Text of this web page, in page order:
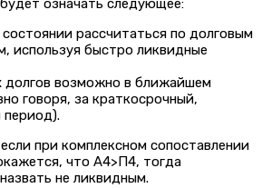
означать следующее:
рассчитаться по долговым
используя быстро ликвидные
долгов возможно в ближайшем
говоря, за краткосрочный,
период).
при комплексном сопоставлении
что А4>П4, тогда
не ликвидным.